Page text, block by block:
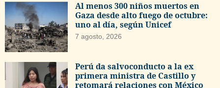
Al menos 300 niños muertos en
Gaza desde alto fuego de octubre:
uno al día, según Unicef
7 agosto, 2026
Perú da salvoconducto a la ex
primera ministra de Castillo y
retomará relaciones con México